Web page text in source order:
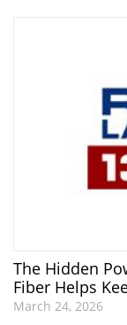
The Hidden
Fiber Helps
March 24, 2026